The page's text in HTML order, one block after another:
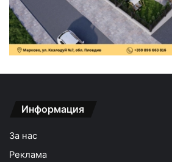
Информация
За нас
Реклама